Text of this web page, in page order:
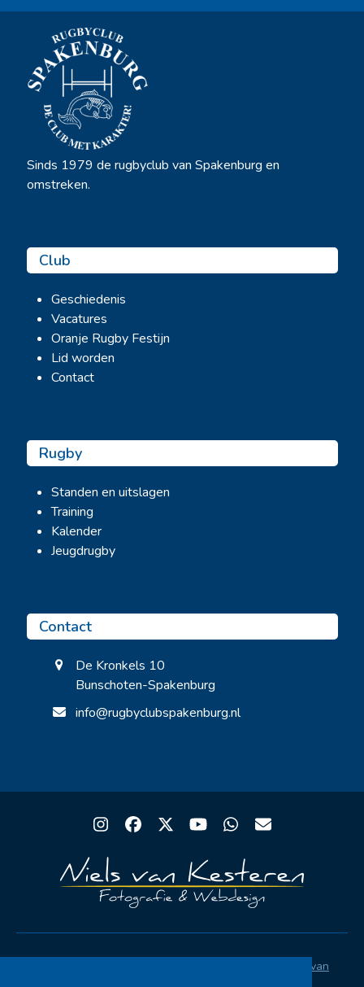
Sinds 1979 de rugbyclub van Spakenburg en
omstreken.
Club
Geschiedenis
Vacatures
Oranje Rugby Festijn
Lid worden
Contact
Rugby
Standen en uitslagen
Training
Kalender
Jeugdrugby
Contact
De Kronkels 10
Bunschoten-Spakenburg
info@rugbyclubspakenburg.nl
Instagram
Facebook
TwitterYouTubeWhatsapp
Email
Niels van